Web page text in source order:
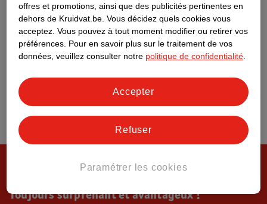
Toujours surprenant et avantageux !
offres et promotions, ainsi que des publicités pertinentes en
dehors de Kruidvat.be. Vous décidez quels cookies vous
acceptez. Vous pouvez à tout moment modifier ou retirer vos
préférences. Pour en savoir plus sur le traitement de vos
données, veuillez consulter notre politique de confidentialité
Paramétrer les cookies
Refuser
Accepter